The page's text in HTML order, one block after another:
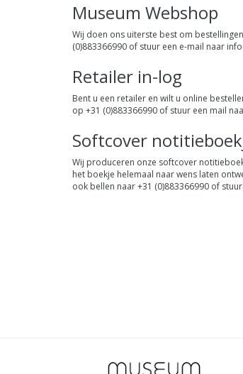
Museum Webshop
Wij doen ons uiterste best om
(0)883366990 of stuur een e-mail naar
Retailer in-log
Bent u een retailer en wilt u online
op +31 (0)883366990 of stuur een mail
Softcover
Wij produceren onze softcover
het boekje helemaal naar wens laten
ook bellen naar +31 (0)883366990 of